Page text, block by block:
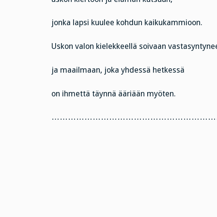
jonka lapsi kuulee kohdun kaikukammioon.
Uskon valon kielekkeellä soivaan
ja maailmaan, joka yhdessä hetkessä
on ihmettä täynnä ääriään myöten.